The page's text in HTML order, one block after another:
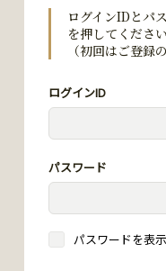
ログインIDとパ
を押してください
（初回はご登録
ログインID
パスワード
パスワードを表